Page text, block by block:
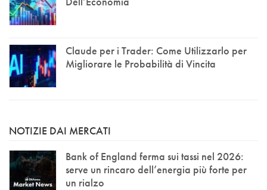
Claude per i Trader: Come Utilizzarlo per
Migliorare le Probabilità di Vincita
NOTIZIE DAI MERCATI
Bank of England ferma sui tassi nel 2026:
serve un rincaro dell’energia più forte per
un rialzo